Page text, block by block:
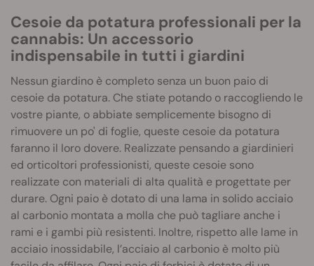
Cesoie da potatura professionali per la
cannabis: Un accessorio
indispensabile in tutti i giardini
Nessun giardino è completo senza un buon paio di
cesoie da potatura. Che stiate potando o raccogliendo le
vostre piante, o abbiate semplicemente bisogno di
rimuovere un po' di foglie, queste cesoie da potatura
faranno il loro dovere. Realizzate pensando a giardinieri
ed orticoltori professionisti, queste cesoie sono
realizzate con materiali di alta qualità e progettate per
durare. Ogni paio è dotato di una lama in solido acciaio
al carbonio montata a molla che può tagliare anche i
rami e i gambi più resistenti. Inoltre, rispetto alle lame in
acciaio inossidabile, l’acciaio al carbonio è molto più